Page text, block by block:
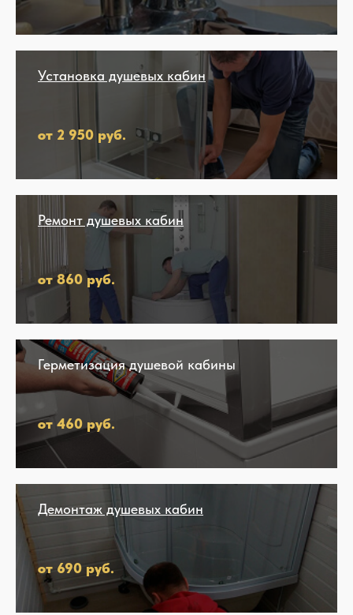
Установка душевых кабин
от 2 950 руб.
Ремонт душевых кабин
от 860 руб.
Герметизация душевой кабины
от 460 руб.
Демонтаж душевых кабин
от 690 руб.